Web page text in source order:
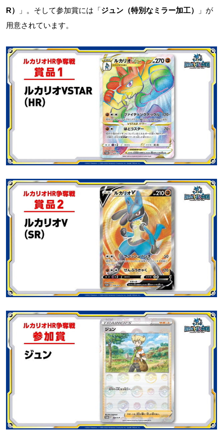
R）
」。そして参加賞には「ジュン（特別なミラー加工）
」が
用意されています。